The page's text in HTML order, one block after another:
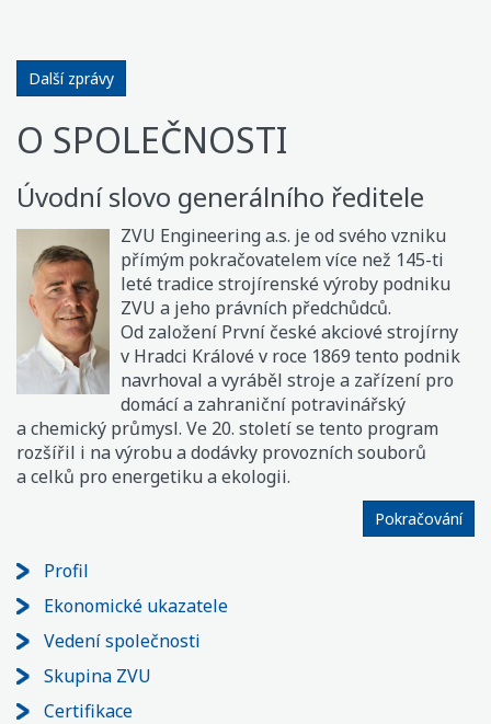
Další zprávy
O SPOLEČNOSTI
Úvodní slovo generálního ředitele
ZVU Engineering a.s. je od svého vzniku
přímým pokračovatelem více než 145-ti
leté tradice strojírenské výroby podniku
ZVU a jeho právních předchůdců.
Od založení První české akciové strojírny
v Hradci Králové v roce 1869 tento podnik
navrhoval a vyráběl stroje a zařízení pro
domácí a zahraniční potravinářský
a chemický průmysl. Ve 20. století se tento program
rozšířil i na výrobu a dodávky provozních souborů
a celků pro energetiku a ekologii.
Pokračování
Profil
Ekonomické ukazatele
Vedení společnosti
Skupina ZVU
Certifikace